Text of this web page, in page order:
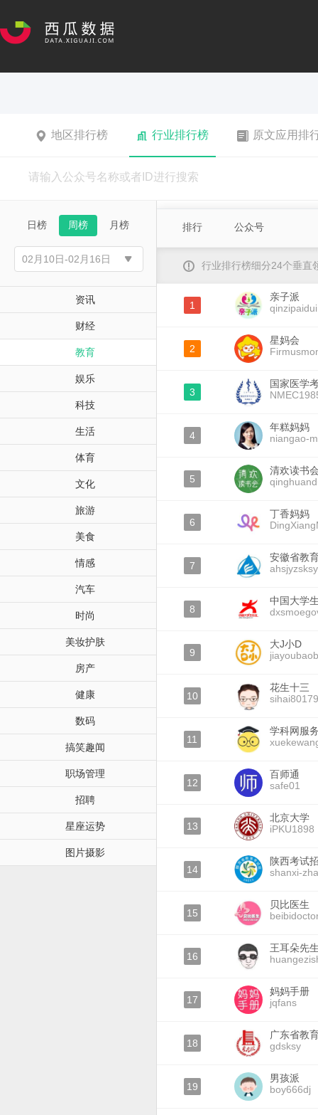
地区排行榜 行业排行榜 原文应用排
日榜 周榜 月榜
资讯
财经
教育
娱乐
科技
生活
体育
文化
旅游
美食
情感
汽车
时尚
美妆护肤
房产
健康
数码
搞笑趣闻
职场管理
招聘
星座运势
图片摄影
排行 公众号
行业排行榜细分24个垂直
1
亲子派
qinzipaidui
2
星妈会
3
国家医学
4
年糕妈妈
niangao-
5
清欢读书
6
丁香妈妈
7
安徽省教
ahsjyzsksy
8
中国大学
9
大J小D
10
花生十三
sihai80179
11
学科网服
12
百师通
safe01
13
北京大学
iPKU1898
14
陕西考试
shanxi-
15
贝比医生
16
王耳朵先
17
妈妈手册
jqfans
18
广东省教
gdsksy
19
男孩派
boy666dj